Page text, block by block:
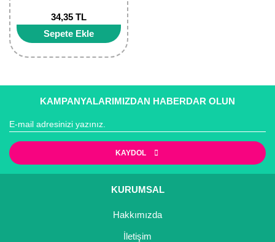
34,35 TL
Sepete Ekle
KAMPANYALARIMIZDAN HABERDAR OLUN
KAYDOL
KURUMSAL
Hakkımızda
İletişim